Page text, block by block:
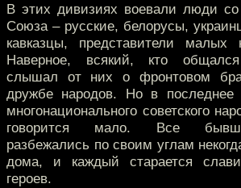
В этих дивизиях воевали люди со
Союза – русские, белорусы,
кавказцы, представители малых
Наверное, всякий, кто
слышал от них о фронтовом
дружбе народов. Но в последнее
многонационального советского
говорится мало. Все
разбежались по своим углам
дома, и каждый старается
героев.